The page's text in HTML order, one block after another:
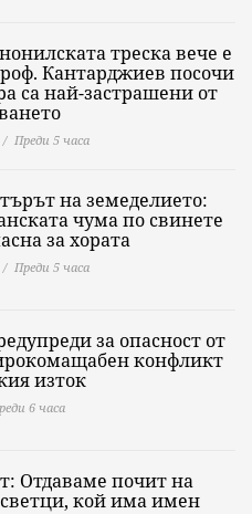
треска вече е
Кантарджиев посочи
са най-застрашени от
Преди 5 часа
на земеделието:
чума по свинете
за хората
Преди 5 часа
за опасност от
конфликт
изток
6 часа
Отдаваме почит на
кой има имен